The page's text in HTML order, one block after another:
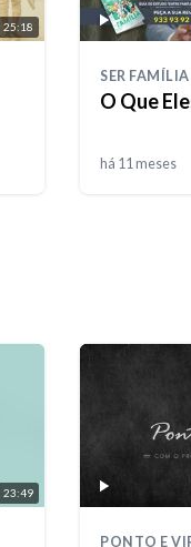
25:18
SER FAMÍLIA
O Que
há 11 meses
23:49
PONTO E